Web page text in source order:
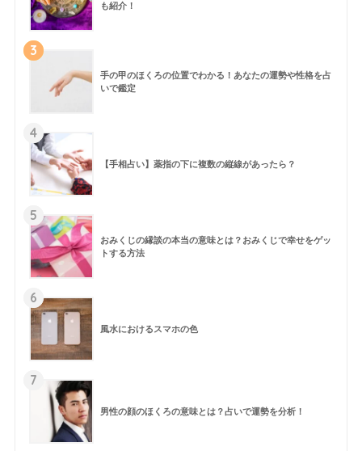
も紹介！
3
手の甲のほくろの位置でわかる！あなたの運勢や性格を占
いで鑑定
4
【手相占い】薬指の下に複数の縦線があったら？
5
おみくじの縁談の本当の意味とは？おみくじで幸せをゲッ
トする方法
6
風水におけるスマホの色
7
男性の顔のほくろの意味とは？占いで運勢を分析！